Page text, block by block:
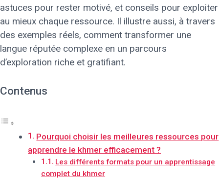
astuces pour rester motivé, et conseils pour exploiter
au mieux chaque ressource. Il illustre aussi, à travers
des exemples réels, comment transformer une
langue réputée complexe en un parcours
d’exploration riche et gratifiant.
Contenus
Pourquoi choisir les meilleures ressources pour
apprendre le khmer efficacement ?
Les différents formats pour un apprentissage
complet du khmer